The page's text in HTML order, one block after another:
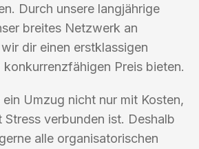
Durch unsere langjährige
breites Netzwerk an
dir einen erstklassigen
konkurrenzfähigen Preis bieten.
Umzug nicht nur mit Kosten,
Stress verbunden ist. Deshalb
alle organisatorischen